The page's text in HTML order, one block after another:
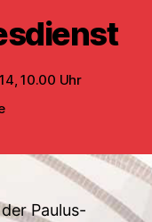
10.00 Uhr
Paulus-